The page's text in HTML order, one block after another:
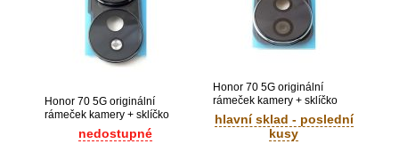
Honor 70 5G originální
rámeček kamery + sklíčko
Black / černé (Bulk)
nedostupné
Honor 70 5G originální
rámeček kamery + sklíčko
Green / zelené (Bulk)
hlavní sklad - poslední
kusy